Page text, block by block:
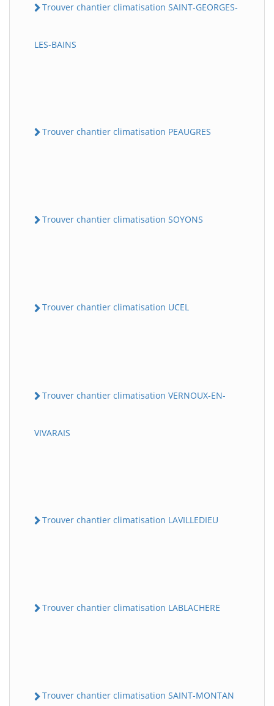
Trouver chantier climatisation SAINT-GEORGES-
LES-BAINS
Trouver chantier climatisation PEAUGRES
Trouver chantier climatisation SOYONS
Trouver chantier climatisation UCEL
Trouver chantier climatisation VERNOUX-EN-
VIVARAIS
Trouver chantier climatisation LAVILLEDIEU
Trouver chantier climatisation LABLACHERE
Trouver chantier climatisation SAINT-MONTAN